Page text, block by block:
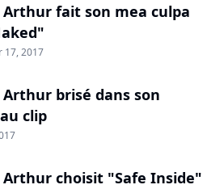
Arthur fait son mea culpa
17, 2017
Arthur brisé dans son
clip
Arthur choisit "Safe Inside"